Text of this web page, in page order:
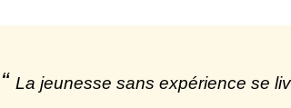
La jeunesse sans expérience se